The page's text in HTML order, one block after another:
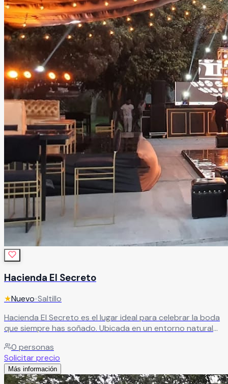
Hacienda El Secreto
★Nuevo•Saltillo
Hacienda El Secreto es el lugar ideal para celebrar la boda
que siempre has soñado. Ubicada en un entorno natural
detalle está pensado para que disfrutes al máximo tu gran
día sin preocupaciones.
0 personas
Solicitar precio
Más información